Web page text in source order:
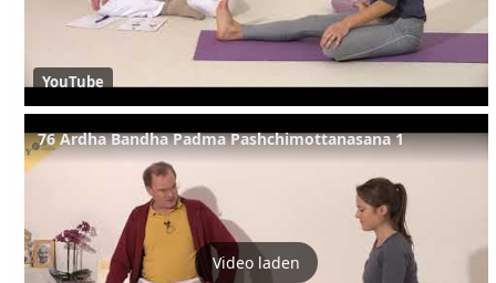
YouTube
76 Ardha Bandha Padma Pashchimottanasana 1
Video laden